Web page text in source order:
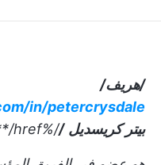
/هريف/
in/petercrysdale/
بيتر كريسديل /
/%href/**